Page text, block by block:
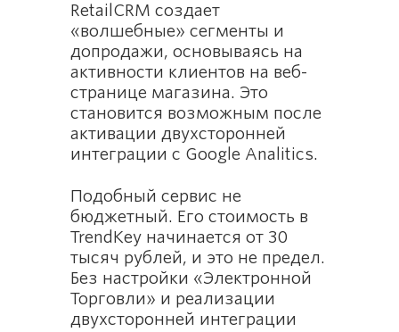
RetailCRM создает
«волшебные» сегменты и
допродажи, основываясь на
активности клиентов на веб-
странице магазина. Это
становится возможным после
активации двухсторонней
интеграции с Google Analitics.
Подобный сервис не
бюджетный. Его стоимость в
TrendKey начинается от 30
тысяч рублей, и это не предел.
Без настройки «Электронной
Торговли» и реализации
двухсторонней интеграции